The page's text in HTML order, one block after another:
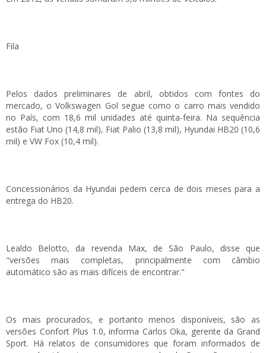
Fila
Pelos dados preliminares de abril, obtidos com fontes do
mercado, o Volkswagen Gol segue como o carro mais vendido
no País, com 18,6 mil unidades até quinta-feira. Na sequência
estão Fiat Uno (14,8 mil), Fiat Palio (13,8 mil), Hyundai HB20 (10,6
mil) e VW Fox (10,4 mil).
Concessionários da Hyundai pedem cerca de dois meses para a
entrega do HB20.
Lealdo Belotto, da revenda Max, de São Paulo, disse que
"versões mais completas, principalmente com câmbio
automático são as mais difíceis de encontrar."
Os mais procurados, e portanto menos disponíveis, são as
versões Confort Plus 1.0, informa Carlos Oka, gerente da Grand
Sport. Há relatos de consumidores que foram informados de